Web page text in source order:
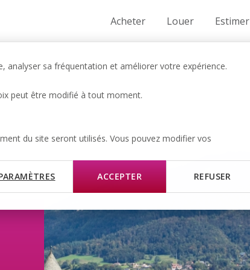
sa fréquentation et améliorer votre expérience.
peut être modifié à tout moment.
du site seront utilisés. Vous pouvez modifier vos
ACCEPTER REFUSER
Acheter Louer Estimer